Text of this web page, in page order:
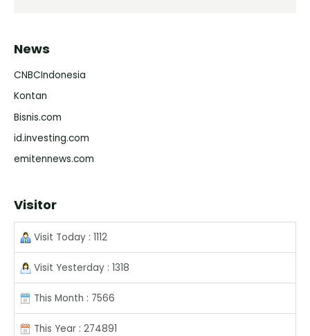
News
CNBCIndonesia
Kontan
Bisnis.com
id.investing.com
emitennews.com
Visitor
Visit Today : 1112
Visit Yesterday : 1318
This Month : 7566
This Year : 274891